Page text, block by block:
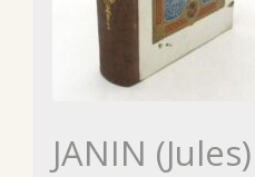
JANIN (Jules)